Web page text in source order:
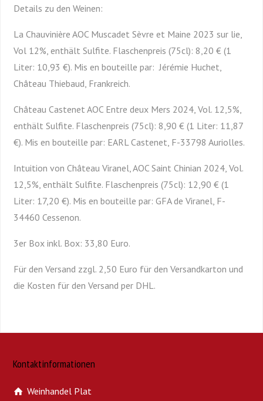
Details zu den Weinen:
La Chauvinière AOC Muscadet Sèvre et Maine 2023 sur lie,
Vol 12%, enthält Sulfite. Flaschenpreis (75cl): 8,20 € (1
Liter: 10,93 €). Mis en bouteille par: Jérémie Huchet,
Château Thiebaud, Frankreich.
Château Castenet AOC Entre deux Mers 2024, Vol. 12,5%,
enthält Sulfite. Flaschenpreis (75cl): 8,90 € (1 Liter: 11,87
€). Mis en bouteille par: EARL Castenet, F-33798 Auriolles.
Intuition von Château Viranel, AOC Saint Chinian 2024, Vol.
12,5%, enthält Sulfite. Flaschenpreis (75cl): 12,90 € (1
Liter: 17,20 €). Mis en bouteille par: GFA de Viranel, F-
34460 Cessenon.
3er Box inkl. Box: 33,80 Euro.
Für den Versand zzgl. 2,50 Euro für den Versandkarton und
die Kosten für den Versand per DHL.
Kontaktinformationen
Weinhandel Plat